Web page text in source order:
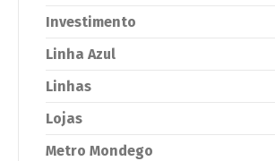
Investimento
Linha Azul
Linhas
Lojas
Metro Mondego